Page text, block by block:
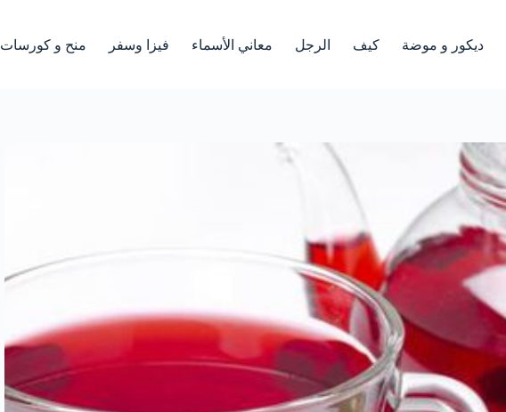
ديكور و موضة كيف الرجل معاني الأسماء فيزا وسفر منح و كورسات